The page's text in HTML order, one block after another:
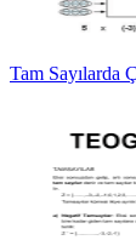
Tam Sayılarda